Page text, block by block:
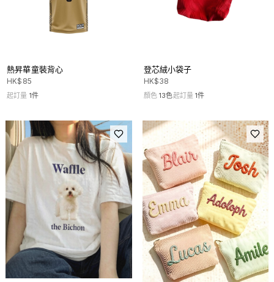
熱昇華童裝背心
HK$ 85
起訂量 1件
登芯絨小袋子
HK$38
顏色 13色起訂量 1件